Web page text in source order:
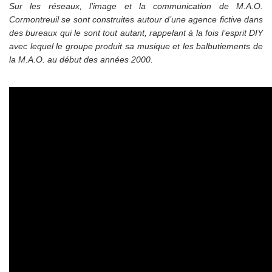
Sur les réseaux, l’image et la communication de M.A.O.
Cormontreuil se sont construites autour d’une agence fictive dans
des bureaux qui le sont tout autant, rappelant à la fois l’esprit DIY
avec lequel le groupe produit sa musique et les balbutiements de
la M.A.O. au début des années 2000.